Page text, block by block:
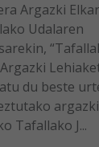
Argazki
Udalaren
du beste
Tafallako J...